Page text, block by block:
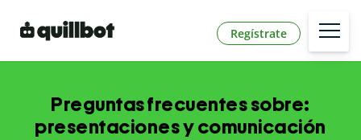
Regístrate
Preguntas frecuentes sobre:
presentaciones y comunicación